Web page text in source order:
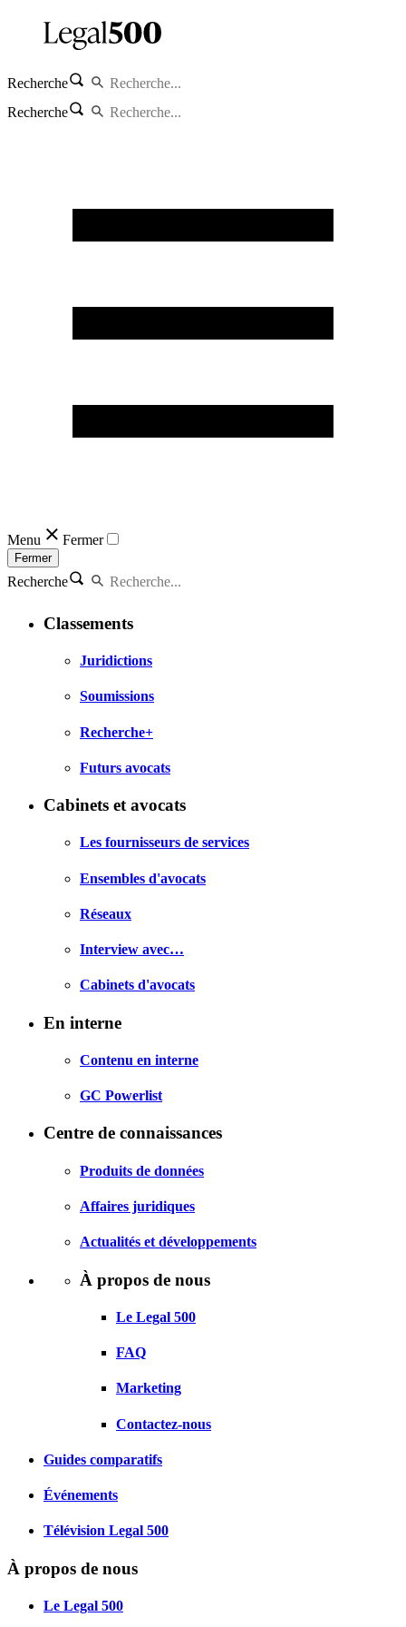
Recherche
Recherche
Menu Fermer
Fermer
Recherche
Classements
Juridictions
Soumissions
Recherche+
Futurs avocats
Cabinets et avocats
Les fournisseurs de services
Ensembles d'avocats
Réseaux
Interview avec…
Cabinets d'avocats
En interne
Contenu en interne
GC Powerlist
Centre de connaissances
Produits de données
Affaires juridiques
Actualités et développements
À propos de nous
Le Legal 500
FAQ
Marketing
Contactez-nous
Guides comparatifs
Événements
Télévision Legal 500
À propos de nous
Le Legal 500